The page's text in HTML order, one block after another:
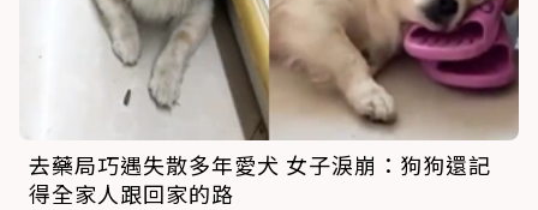
去藥局巧遇失散多年愛犬 女子淚崩：狗狗還記
得全家人跟回家的路